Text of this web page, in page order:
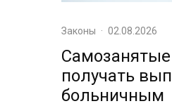
Законы · 02.08.2026
Самозанятые
получать
больничным